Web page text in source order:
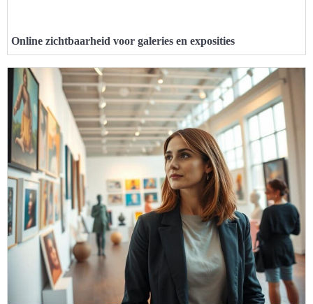
Online zichtbaarheid voor galeries en exposities